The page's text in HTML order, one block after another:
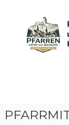
content
unter
derAraburg
Kaumberg